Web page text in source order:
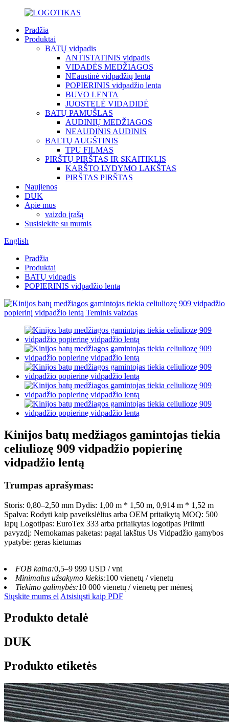
Pradžia
Produktai
BATŲ vidpadis
ANTISTATINIS vidpadis
VIDADĖS MEDŽIAGOS
NEaustinė vidpadžių lenta
POPIERINIS vidpadžio lenta
BUVO LENTA
JUOSTELĖ VIDADIDĖ
BATŲ PAMUŠLAS
AUDINIŲ MEDŽIAGOS
NEAUDINIS AUDINIS
BALTŲ AUGŠTINIS
TPU FILMAS
PIRŠTŲ PIRŠTAS IR SKAITIKLIS
KARŠTO LYDYMO LAKŠTAS
PIRŠTAS PIRŠTAS
Naujienos
DUK
Apie mus
vaizdo įrašą
Susisiekite su mumis
English
Pradžia
Produktai
BATŲ vidpadis
POPIERINIS vidpadžio lenta
Kinijos batų medžiagos gamintojas tiekia
celiuliozę 909 vidpadžio popierinę
vidpadžio lentą
Trumpas aprašymas:
Storis: 0,80–2,50 mm Dydis: 1,00 m * 1,50 m, 0,914 m * 1,52 m
Spalva: Rodyti kaip paveikslėlius arba OEM pritaikytą MOQ: 500
lapų Logotipas: EuroTex 333 arba pritaikytas logotipas Priimti
pavyzdį: Nemokamas paketas: pagal lakštus Us Vidpadžio gamybos
ypatybė: geras kietumas
FOB kaina:0,5–9 999 USD / vnt
Minimalus užsakymo kiekis:100 vienetų / vienetų
Tiekimo galimybės:10 000 vienetų / vienetų per mėnesį
Siųskite mums el Atsisiųsti kaip PDF
Produkto detalė
DUK
Produkto etiketės